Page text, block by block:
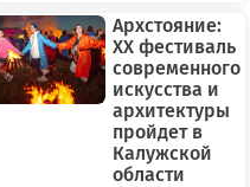
Архстояние:
XX фестиваль
современного
искусства и
архитектуры
пройдет в
Калужской
области